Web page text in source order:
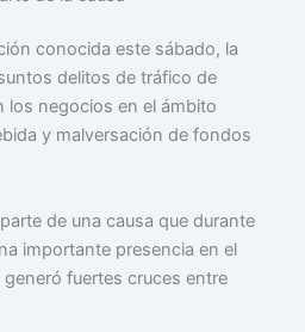
conocida este sábado, la
delitos de tráfico de
los negocios en el ámbito
y malversación de fondos
de una causa que durante
importante presencia en el
fuertes cruces entre